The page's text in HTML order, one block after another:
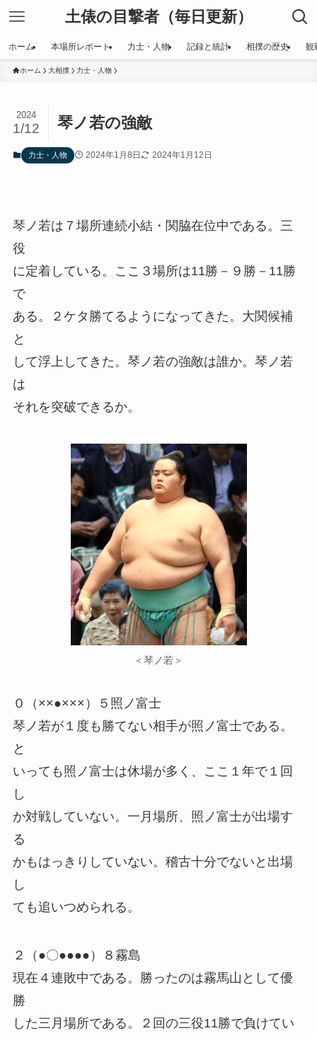
土俵の目撃者（毎日更新）
ホーム 本場所レポート 力士・人物 記録と統計 相撲の歴史 観
ホーム 大相撲 力士・人物
琴ノ若の強敵
2024
1/12
力士・人物 2024年1月8日 2024年1月12日
琴ノ若は７場所連続小結・関脇在位中である。三
役
に定着している。ここ３場所は11勝－９勝－11勝
で
ある。２ケタ勝てるようになってきた。大関候補
と
して浮上してきた。琴ノ若の強敵は誰か。琴ノ若
は
それを突破できるか。
＜琴ノ若＞
０（××●×××）５照ノ富士
琴ノ若が１度も勝てない相手が照ノ富士である。
と
いっても照ノ富士は休場が多く、ここ１年で１回
し
か対戦していない。一月場所、照ノ富士が出場す
る
かもはっきりしていない。稽古十分でないと出場
し
ても追いつめられる。
２（●〇●●●●）８霧島
現在４連敗中である。勝ったのは霧馬山として優
勝
した三月場所である。２回の三役11勝で負けてい